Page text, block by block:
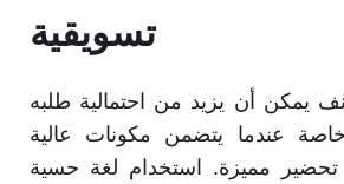
تسويقية
يمكن أن يزيد من احتمالية طلبه
عندما يتضمن مكونات عالية
تحضير مميزة. استخدام لغة حسية